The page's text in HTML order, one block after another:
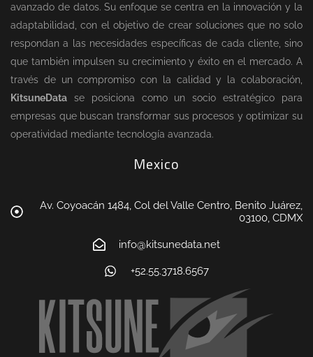
avanzado de datos. Su enfoque se centra en la innovación y la
adaptabilidad, con el objetivo de crear soluciones que no solo
respondan a las necesidades específicas de cada cliente, sino
que también impulsen su crecimiento y éxito en el mercado. A
través de un compromiso con la calidad y la colaboración,
KitsuneData se posiciona como un socio estratégico para
empresas que buscan transformar sus procesos y optimizar su
operatividad mediante tecnología avanzada.
Mexico
Av. Coyoacán 1484, Col del Valle Centro, Benito Juárez,
03100, CDMX
info@kitsunedata.net
+52.55.3718.6567